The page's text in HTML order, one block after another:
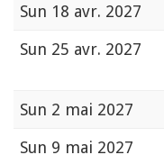
Sun 18 avr. 2027
Sun 25 avr. 2027
Sun 2 mai 2027
Sun 9 mai 2027